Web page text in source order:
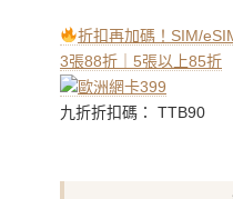
折扣再加碼！SIM/
3張88折｜5張以上85折
九折折扣碼： TTB90